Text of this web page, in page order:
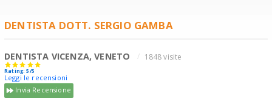
DENTISTA DOTT. SERGIO GAMBA
DENTISTA VICENZA, VENETO 1848 visite
Rating: 5/5
Leggi le recensioni
Invia Recensione